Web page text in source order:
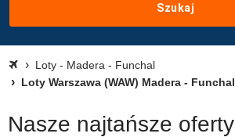
Szukaj
Loty - Madera - Funchal
Loty Warszawa (WAW) Madera -
Nasze najtańsze